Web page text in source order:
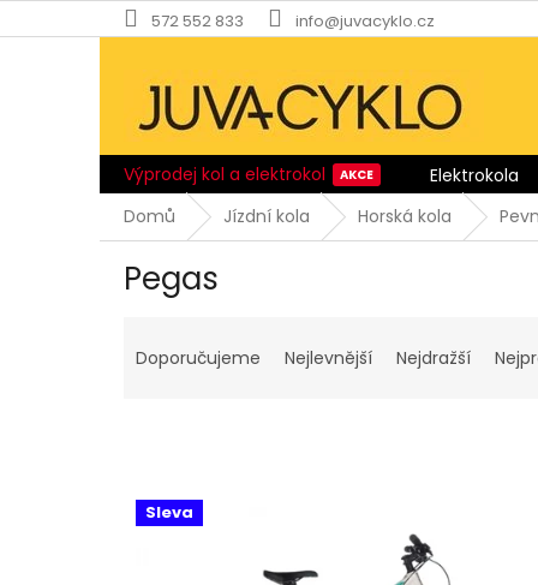
na
572 552 833 info@juvacyklo.cz
Výprodej kol a elektrokol Elektrokola
Domů
Jízdní kola Horská kola
Pegas
aDoporučujeme Nejlevnější Nejdražší
V Sleva